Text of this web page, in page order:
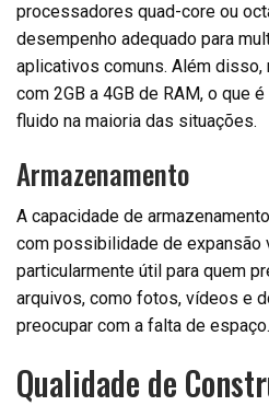
processadores quad-core ou
desempenho adequado para
aplicativos comuns. Além
com 2GB a 4GB de RAM, o que
fluido na maioria das situações.
Armazenamento
A capacidade de
com possibilidade de expansão
particularmente útil para quem
arquivos, como fotos, vídeos e
preocupar com a falta de espaço.
Qualidade de